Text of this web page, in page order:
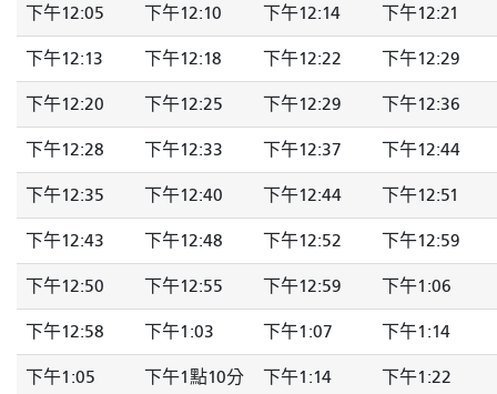
下午12:05 下午12:10 下午12:14 下午12:21
下午12:13 下午12:18 下午12:22 下午12:29
下午12:20 下午12:25 下午12:29 下午12:36
下午12:28 下午12:33 下午12:37 下午12:44
下午12:35 下午12:40 下午12:44 下午12:51
下午12:43 下午12:48 下午12:52 下午12:59
下午12:50 下午12:55 下午12:59 下午1:06
下午12:58 下午1:03 下午1:07 下午1:14
下午1:05 下午1點10分 下午1:14 下午1:22